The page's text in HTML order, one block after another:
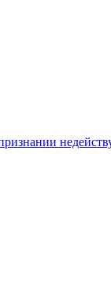
признании